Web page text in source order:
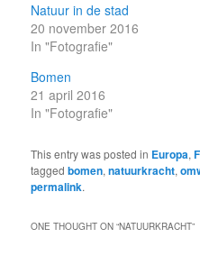
Natuur in de stad
20 november 2016
In "Fotografie"
Bomen
21 april 2016
In "Fotografie"
This entry was posted in Europa,
taggedbomen,natuurkracht,
permalink.
ONE THOUGHT ON “NATUURKRACHT”